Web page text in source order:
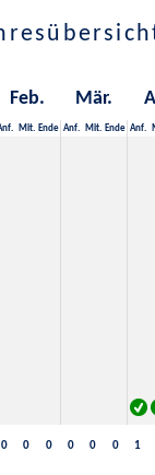
Feb. Mär.
Mit. Ende Anf. Mit. Ende Anf.
0 0 0 0 0 0 1